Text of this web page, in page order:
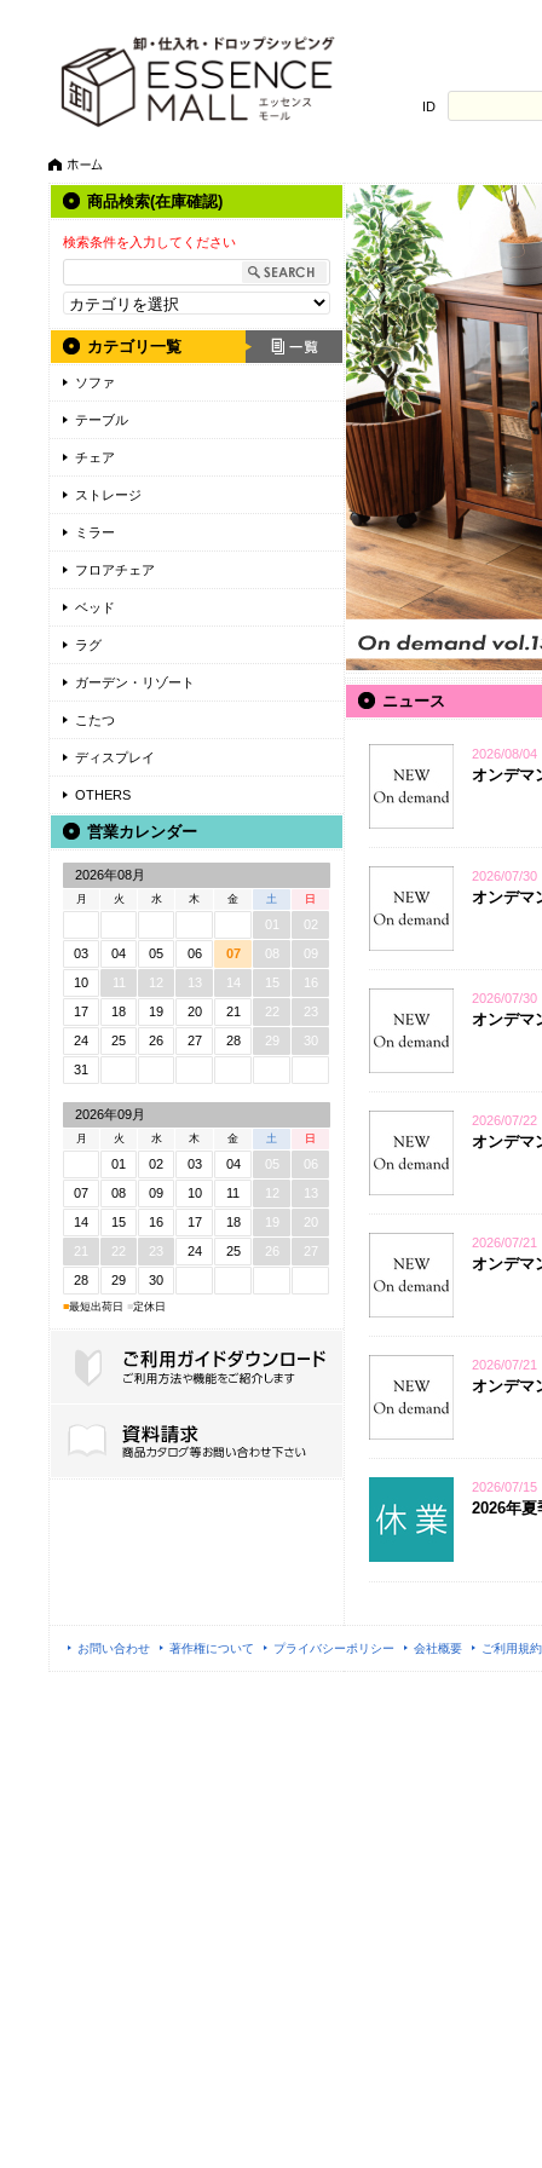
ID
商品検索(在庫確認)
検索条件を入力してください
カテゴリ一覧
ソファ
テーブル
チェア
ストレージ
ミラー
フロアチェア
ベッド
ラグ
ガーデン・リゾート
こたつ
ディスプレイ
OTHERS
営業カレンダー
2026年08月
月 火 水 木 金 土 日
01
02
03
04 05 06 07 08
09
10
11 12 13 14 15
16
17
18 19 20 21 22
23
24
25 26 27 28 29
30
31
2026年09月
月 火 水 木 金 土 日
01 02 03 04 05
06
07
08 09 10 11 12
13
14
15 16 17 18 19
20
21
22 23 24 25 26
27
28
29 30
■最短出荷日 ■定休日
ニュース
2026/08/04
オンデマ
2026/07/30
オンデマ
2026/07/30
オンデマ
2026/07/22
オンデマ
2026/07/21
オンデマ
2026/07/21
オンデマ
2026/07/15
2026年
お問い合わせ 著作権について プライバシーポリシー 会社概要 ご利用規約